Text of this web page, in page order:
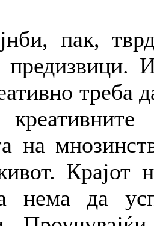
пак,
предизвици.
треба
на
Крајот
нема да